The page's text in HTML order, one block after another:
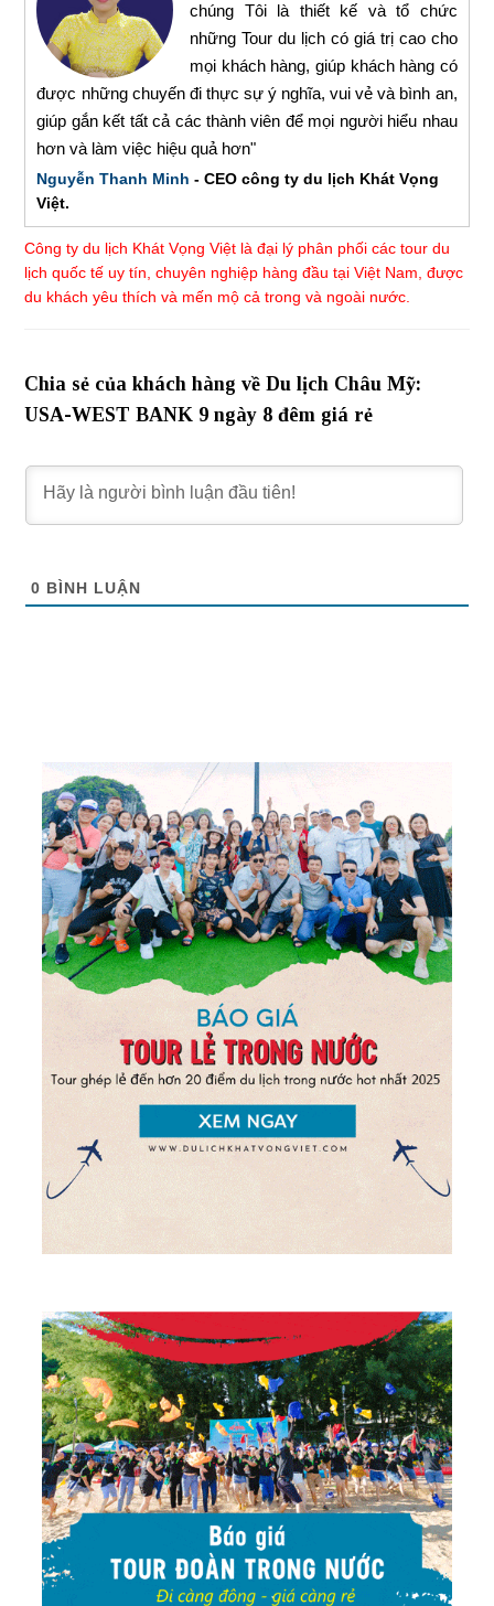
chúng Tôi là thiết kế và tổ chức
những Tour du lịch có giá trị cao cho
mọi khách hàng, giúp khách hàng có
được những chuyến đi thực sự ý nghĩa, vui vẻ và bình an,
giúp gắn kết tất cả các thành viên để mọi người hiểu nhau
hơn và làm việc hiệu quả hơn"
Nguyễn Thanh Minh - CEO công ty du lịch Khát Vọng
Việt.
Công ty du lịch Khát Vọng Việt là đại lý phân phối các tour du
lịch quốc tế uy tín, chuyên nghiệp hàng đầu tại Việt Nam, được
du khách yêu thích và mến mộ cả trong và ngoài nước.
Chia sẻ của khách hàng về Du lịch Châu Mỹ:
USA-WEST BANK 9 ngày 8 đêm giá rẻ
0 BÌNH LUẬN